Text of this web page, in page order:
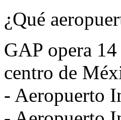
¿Qué
GAP opera
centro de
- Aeropuerto